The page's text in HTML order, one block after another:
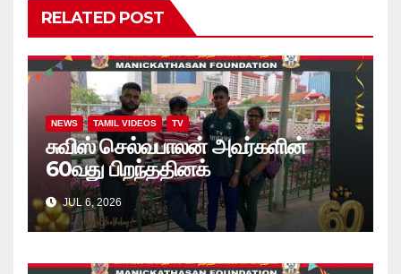
RELATED POST
NEWS TAMIL VIDEOS TV
சுவிஸ் செல்வபாலன் அவர்களின்
60வது பிறந்ததினக்
கொண்டாட்டத்தில், அப்பியாசக்
கொப்பிகள் வழங்கல்.. வீடியோ
JUL 6, 2026